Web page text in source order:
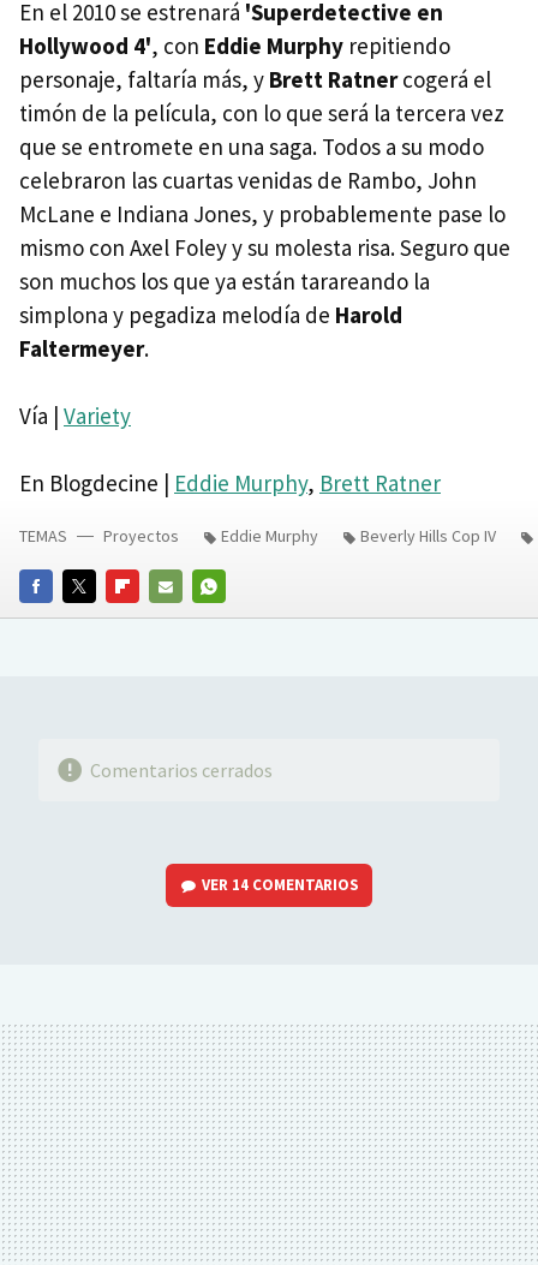
En el 2010 se estrenará 'Superdetective en
Hollywood 4', con Eddie Murphy repitiendo
personaje, faltaría más, y Brett Ratnercogerá el
timón de la película, con lo que será la tercera vez
que se entromete en una saga. Todos a su modo
celebraron las cuartas venidas de Rambo, John
McLane e Indiana Jones, y probablemente pase lo
mismo con Axel Foley y su molesta risa. Seguro que
son muchos los que ya están tarareando la
simplona y pegadiza melodía de Harold
Faltermeyer.
Vía | Variety
En Blogdecine | Eddie Murphy, Brett Ratner
FACEBOOKTWITTERFLIPBOARD
E-
WHATSAPP
TEMAS Proyectos Eddie Murphy Beverly Hills Cop IV
Comentarios cerrados
VER 14 COMENTARIOS